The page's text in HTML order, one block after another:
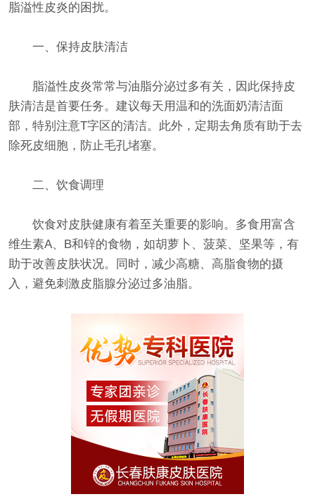
脂溢性皮炎的困扰。
一、保持皮肤清洁
脂溢性皮炎常常与油脂分泌过多有关，因此保持皮
肤清洁是首要任务。建议每天用温和的洗面奶清洁面
部，特别注意T字区的清洁。此外，定期去角质有助于去
除死皮细胞，防止毛孔堵塞。
二、饮食调理
饮食对皮肤健康有着至关重要的影响。多食用富含
维生素A、B和锌的食物，如胡萝卜、菠菜、坚果等，有
助于改善皮肤状况。同时，减少高糖、高脂食物的摄
入，避免刺激皮脂腺分泌过多油脂。